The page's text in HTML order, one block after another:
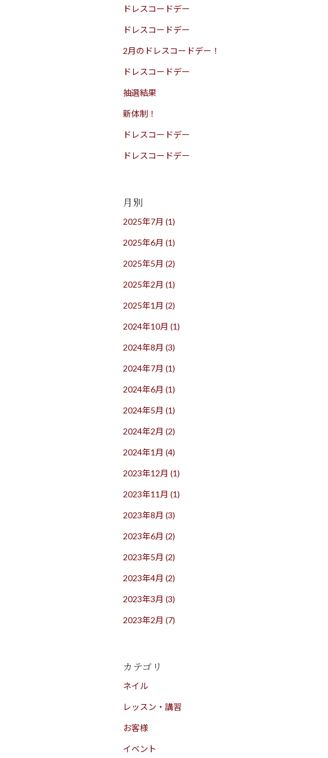
ドレスコードデー
ドレスコードデー
2月のドレスコードデー！
ドレスコードデー
抽選結果
新体制！
ドレスコードデー
ドレスコードデー
月別
2025年7月 (1)
2025年6月 (1)
2025年5月 (2)
2025年2月 (1)
2025年1月 (2)
2024年10月 (1)
2024年8月 (3)
2024年7月 (1)
2024年6月 (1)
2024年5月 (1)
2024年2月 (2)
2024年1月 (4)
2023年12月 (1)
2023年11月 (1)
2023年8月 (3)
2023年6月 (2)
2023年5月 (2)
2023年4月 (2)
2023年3月 (3)
2023年2月 (7)
カテゴリ
ネイル
レッスン・講習
お客様
イベント